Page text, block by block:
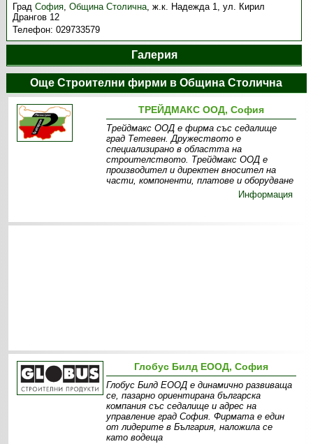
ГрадСофия ,Община Столична ,ж.к. Надежда 1, ул. Кирил
Дрангов 12
Телефон:029733579
Галерия
Още Строителни фирми в Община Столична
ТРЕЙДМАКС ООД, София
Трейдмакс ООД е фирма със седалище
град Тетевен. Дружеството е
специализирано в областта на
строителството. Трейдмакс ООД е
производител и директен вносител на
части, компоненти, платове и оборудване
Информация
Глобус Билд ЕООД, София
Глобус Билд ЕООД е динамично развиваща
се, пазарно ориентирана българска
компания със седалище и адрес на
управление град София. Фирмата е един
от лидерите в България, наложила се
като водеща